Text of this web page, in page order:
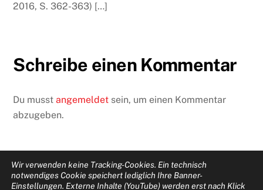
2016, S. 362-363) […]
Schreibe einen Kommentar
Du musstangemeldet sein, um einen Kommentar
abzugeben.
Wir verwenden keine Tracking-Cookies. Ein technisch
notwendiges Cookie speichert lediglich Ihre Banner-
Einstellungen. Externe Inhalte (YouTube) werden erst nach Klick